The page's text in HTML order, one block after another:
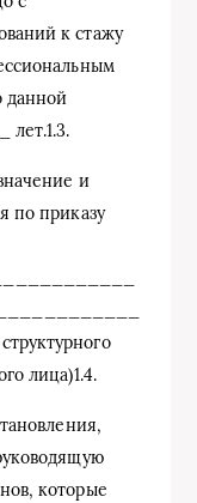
к стажу
данной
и
по приказу
лица)1.4.
которые